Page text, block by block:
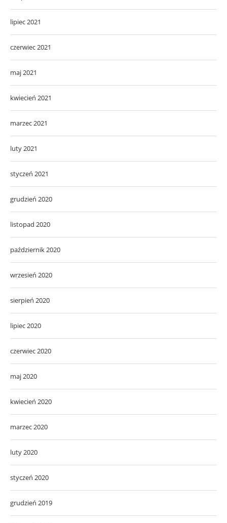
lipiec 2021
czerwiec 2021
maj 2021
kwiecień 2021
marzec 2021
luty 2021
styczeń 2021
grudzień 2020
listopad 2020
październik 2020
wrzesień 2020
sierpień 2020
lipiec 2020
czerwiec 2020
maj 2020
kwiecień 2020
marzec 2020
luty 2020
styczeń 2020
grudzień 2019